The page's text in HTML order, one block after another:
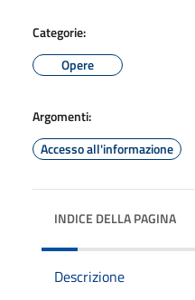
Categorie:
Opere
Argomenti:
Accesso all'informazione
INDICE DELLA PAGINA
Descrizione